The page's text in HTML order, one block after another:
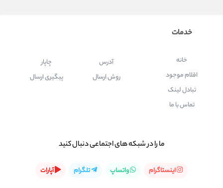
خدمات
خانه
اقلام موجود
تبادل لینک
تماس با ما
آدرس
روش ارسال
چاپار
پیگیری ارسال
ما را در شبكه های اجتماعی دنبال کنید
اینستاگرام واتساپ تلگرام آپارات